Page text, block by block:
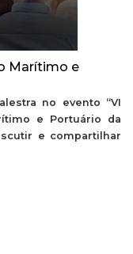
Marítimo e
no evento “VI
e Portuário da
e compartilhar